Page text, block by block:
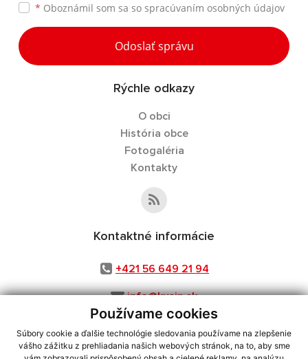
Používame cookies
Súbory cookie a ďalšie technológie sledovania používame na zlepšenie
vášho zážitku z prehliadania našich webových stránok, na to, aby sme
* Oboznámil som sa so spracúvaním osobných údajov
Odoslať správu
Rýchle odkazy
O obci
História obce
Fotogaléria
Kontakty
Kontaktné informácie
+421 56 649 21 94
info@kusin.sk